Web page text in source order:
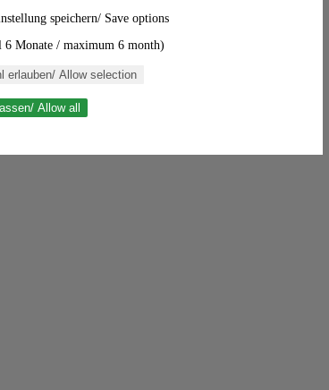
speichern/ Save options
6 Monate / maximum 6 month)
erlauben/ Allow selection
Allow all